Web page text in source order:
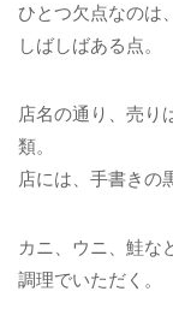
ひとつ欠点なのは
しばしばある点。
店名の通り、売り
類。
店には、手書きの
カニ、ウニ、鮭な
調理でいただく。